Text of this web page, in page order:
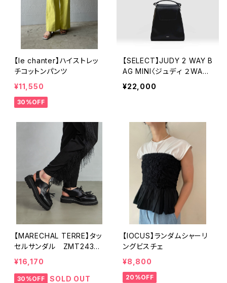
【le chanter】ハイストレッ
チコットンパンツ
¥11,550
30%OFF
【SELECT】JUDY 2 WAY B
AG MINI〈ジュディ ２WAY
バッグ ミニ〉
¥22,000
【MARECHAL TERRE】タッ
セルサンダル ZMT243SH
224
¥16,170
30%OFF SOLD OUT
【IOCUS】ランダムシャーリ
ングビスチェ
¥8,800
20%OFF